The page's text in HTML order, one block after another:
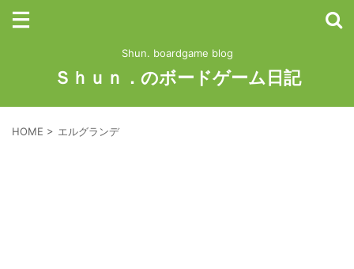
Shun. boardgame blog
Ｓｈｕｎ．のボードゲーム日記
HOME > エルグランデ